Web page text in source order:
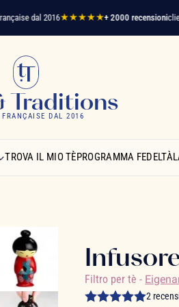
dal 2016 ★★★★★+ 2000 recensioniclienti
Traditions
DAL 2016
TROVA IL MIO TÈPROGRAMMA FEDELTÀ
Filtro per tè-
2